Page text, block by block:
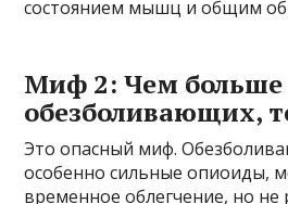
состоянием мышц и общим
Миф 2: Чем больше
обезболивающих,
Это опасный миф.
особенно сильные опиоиды,
временное облегчение, но